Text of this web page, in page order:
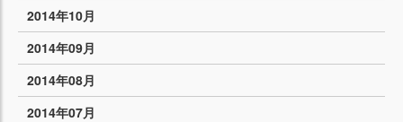
2014年10月
2014年09月
2014年08月
2014年07月